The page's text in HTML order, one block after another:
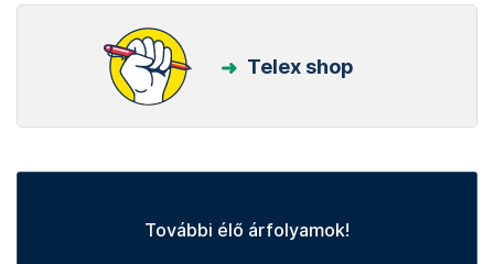
Telex shop
További élő árfolyamok!